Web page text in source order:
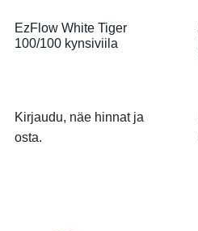
EzFlow White Tiger
100/100 kynsiviila
Kirjaudu, näe hinnat ja
osta.